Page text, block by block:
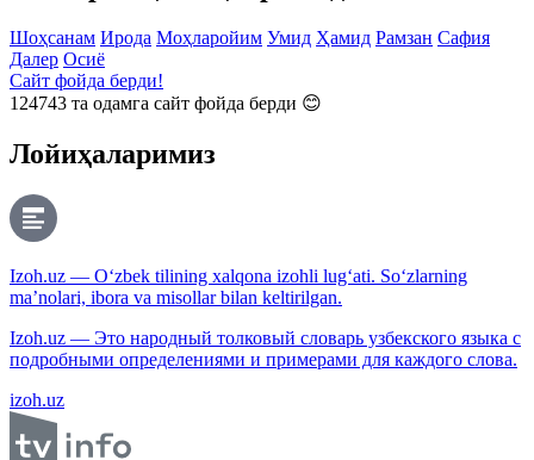
Шоҳсанам Ирода Моҳларойим Умид Ҳамид Рамзан Сафия
Далер Осиё
Сайт фойда берди!
124743 та одамга сайт фойда берди 😊
Лойиҳаларимиз
Izoh.uz — O‘zbek tilining xalqona izohli lug‘ati. So‘zlarning
ma’nolari, ibora va misollar bilan keltirilgan.
Izoh.uz — Это народный толковый словарь узбекского языка с
подробными определениями и примерами для каждого слова.
izoh.uz